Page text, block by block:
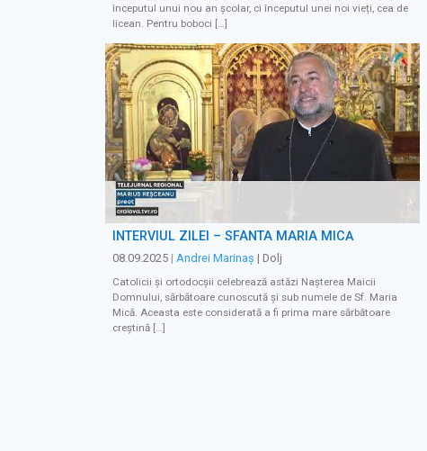
începutul unui nou an școlar, ci începutul unei noi vieți, cea de
licean. Pentru boboci […]
INTERVIUL ZILEI – SFÂNTA MARIA MICĂ
08.09.2025 | Andrei Marinaș | Dolj
Catolicii şi ortodocşii celebrează astăzi Naşterea Maicii
Domnului, sărbătoare cunoscută şi sub numele de Sf. Maria
Mică. Aceasta este considerată a fi prima mare sărbătoare
creştină […]